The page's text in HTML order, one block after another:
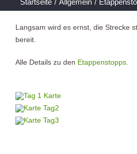
Startseite / Allgemein /
Langsam wird es ernst, die Strecke
bereit.
Alle Details zu den Etappenstopps.